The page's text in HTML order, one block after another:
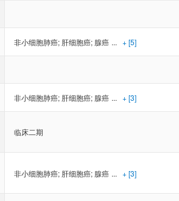
非小细胞肺癌; 肝细胞癌; 腺癌 ... + [5]
非小细胞肺癌; 肝细胞癌; 腺癌 ... + [3]
临床二期
非小细胞肺癌; 肝细胞癌; 腺癌 ... + [3]